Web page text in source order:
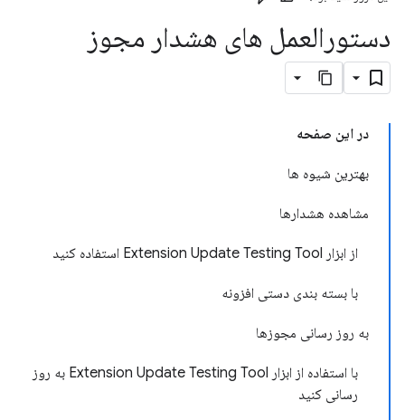
دستورالعمل های هشدار مجوز
در این صفحه
بهترین شیوه ها
مشاهده هشدارها
از ابزار Extension Update Testing Tool استفاده کنید
با بسته بندی دستی افزونه
به روز رسانی مجوزها
با استفاده از ابزار Extension Update Testing Tool به روز
رسانی کنید